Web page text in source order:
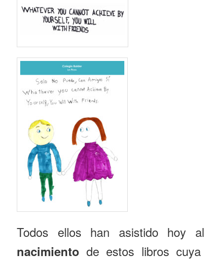
Todos ellos han asistido hoy al
nacimiento de estos libros cuya